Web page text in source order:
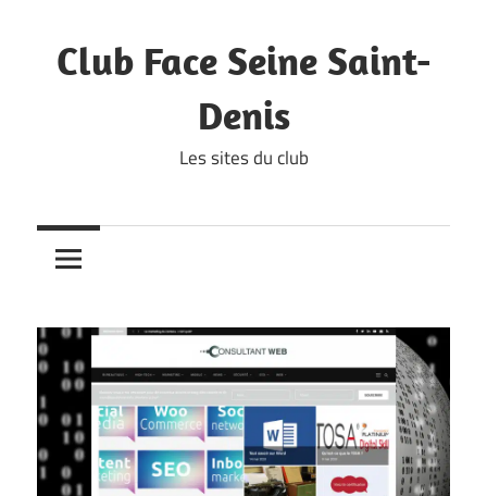
content
Club Face Seine Saint-
Denis
Les sites du club